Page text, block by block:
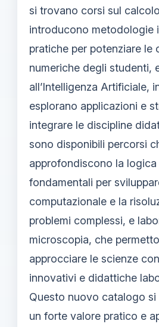
si trovano corsi sul
introducono metodologie
pratiche per potenziare le
numeriche degli studenti,
all’Intelligenza Artificiale,
esplorano applicazioni e
integrare le discipline
sono disponibili percorsi
approfondiscono la
fondamentali per
computazionale e la
problemi complessi, e
microscopia, che
approcciare le scienze
innovativi e didattiche
Questo nuovo catalogo si
un forte valore pratico e